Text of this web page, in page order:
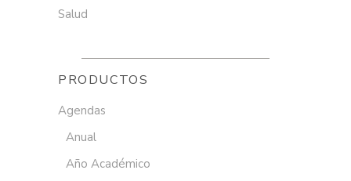
Salud
PRODUCTOS
Agendas
Anual
Año Académico